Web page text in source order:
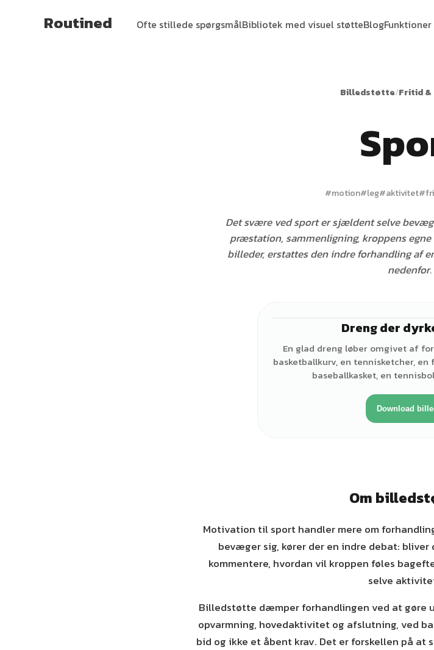
Routined Ofte stillede spørgsmålBibliotek med visuel støtteBlogFunktioner
Billedstøtte/Fritid &
#motion#leg#aktivitet#
Det svære ved sport er sjældent selve
præstation, sammenligning, kroppens
billeder, erstattes den indre forhandling af
nedenfor.
Dreng der
En glad dreng løber omgivet af
basketballkurv, en tennisketcher,
baseballkasket, en
Download
Om
Motivation til sport handler mere om
bevæger sig, kører der en indre debat:
kommentere, hvordan vil kroppen føles
selve
Billedstøtte dæmper forhandlingen ved at gøre
opvarmning, hovedaktivitet og afslutning, ved
bid og ikke et åbent krav. Det er forskellen på at